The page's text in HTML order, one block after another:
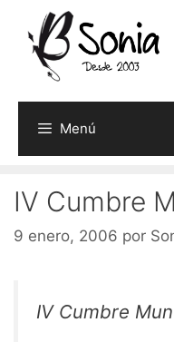
contenido
Menú
IV Cumbre
9 enero, 2006 por
IV Cumbre